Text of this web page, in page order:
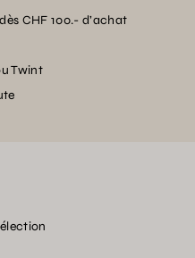
CHF 100.- d’achat
Twint